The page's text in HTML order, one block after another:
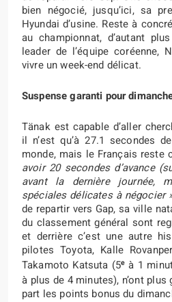
bien négocié, jusqu’ici, sa
Hyundai d’usine. Reste à
au championnat, d’autant
leader de l’équipe coréenne,
vivre un week-end délicat.
Suspense garanti pour
Tänak est capable d’aller
il n’est qu’à 27.1 secondes
monde, mais le Français reste
avoir 20 secondes d’avance
avant la dernière journée,
spéciales délicates à négocier
de repartir vers Gap, sa ville
du classement général sont
et derrière c’est une autre
pilotes Toyota, Kalle
Takamoto Katsuta (5e à 1
à plus de 4 minutes), n’ont
part les points bonus du